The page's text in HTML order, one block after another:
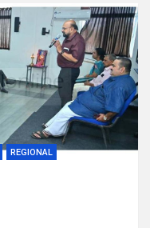
REGIONAL